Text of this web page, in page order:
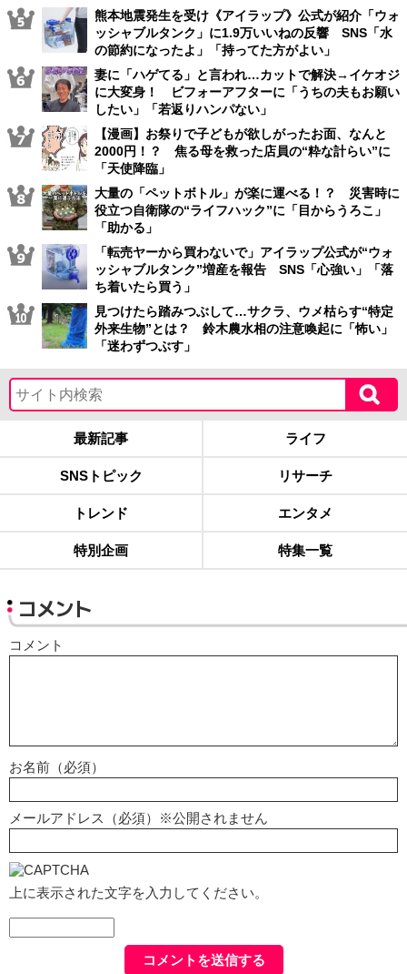
熊本地震発生を受け《アイラップ》公式が紹介「ウォ
ッシャブルタンク」に1.9万いいねの反響 SNS「水
の節約になったよ」「持ってた方がよい」
妻に「ハゲてる」と言われ…カットで解決→イケオジ
に大変身！ ビフォーアフターに「うちの夫もお願い
したい」「若返りハンパない」
【漫画】お祭りで子どもが欲しがったお面、なんと
2000円！？ 焦る母を救った店員の“粋な計らい”に
「天使降臨」
大量の「ペットボトル」が楽に運べる！？ 災害時に
役立つ自衛隊の“ライフハック”に「目からうろこ」
「助かる」
「転売ヤーから買わないで」アイラップ公式が“ウォ
ッシャブルタンク”増産を報告 SNS「心強い」「落
ち着いたら買う」
見つけたら踏みつぶして…サクラ、ウメ枯らす“特定
外来生物”とは？ 鈴木農水相の注意喚起に「怖い」
「迷わずつぶす」
最新記事 ライフ
SNSトピック リサーチ
トレンド エンタメ
特別企画 特集一覧
コメント
コメント
お名前（必須）
メールアドレス（必須）※公開されません
上に表示された文字を入力してください。